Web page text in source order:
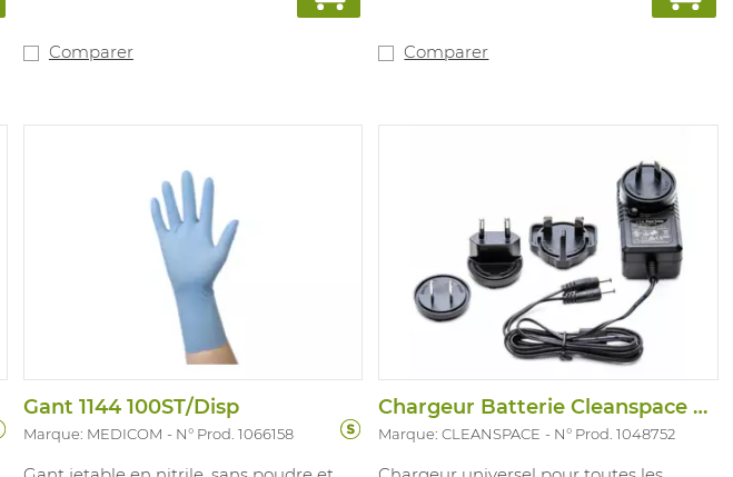
Comparer Comparer
Gant 1144 100ST/Disp
Marque: MEDICOM N° Prod. 1066158
Chargeur Batterie Cleanspace Paf-1101
Marque: CLEANSPACE N° Prod. 1048752